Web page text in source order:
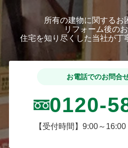
井のボードを貼っていくような
流れとなります。
それでは、引き続き古民家リノ
ベーション工事を進めて参りま
す！下記から工事の様子をご覧
所有の建物に関するお
リフォーム後の
住宅を知り尽くした当社が丁
お電話でのお問合
0120-
【受付時間】9:00～